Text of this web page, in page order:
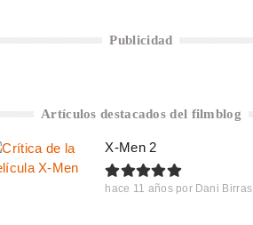
Publicidad
Artículos destacados del filmblog
X-Men 2
hace 11 años por Dani Birras